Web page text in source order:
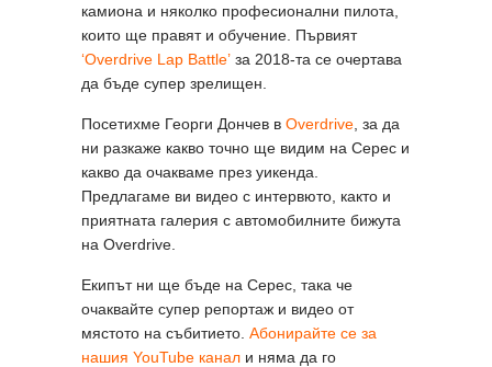
камиона и няколко професионални пилота,
които ще правят и обучение. Първият
‘Overdrive Lap Battle’ за 2018-та се очертава
да бъде супер зрелищен.
Посетихме Георги Дончев в Overdrive , за да
ни разкаже какво точно ще видим на Серес и
какво да очакваме през уикенда.
Предлагаме ви видео с интервюто, както и
приятната галерия с автомобилните бижута
на Overdrive.
Екипът ни ще бъде на Серес, така че
очаквайте супер репортаж и видео от
мястото на събитието. Абонирайте се за
нашия YouTube канал и няма да го